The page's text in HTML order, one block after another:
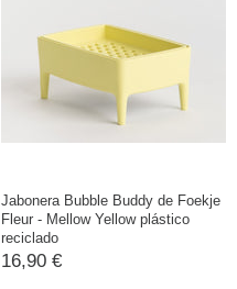
Jabonera Bubble Buddy de Foekje
Fleur - Mellow Yellow plástico
reciclado
16,90 €